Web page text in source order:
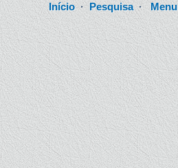
Início· Pesquisa·Menu